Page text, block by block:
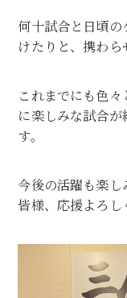
何十試合と日頃
けたりと、携わら
これまでにも色
に楽しみな試合
す。
今後の活躍も楽し
皆様、応援よろし